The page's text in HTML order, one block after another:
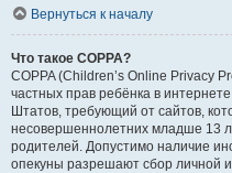
Вернуться к началу
Что такое COPPA?
COPPA (Children’s Online Privacy
частных прав ребёнка в
Штатов, требующий от сайтов,
несовершеннолетних младше 13
родителей. Допустимо наличие
опекуны разрешают сбор личной